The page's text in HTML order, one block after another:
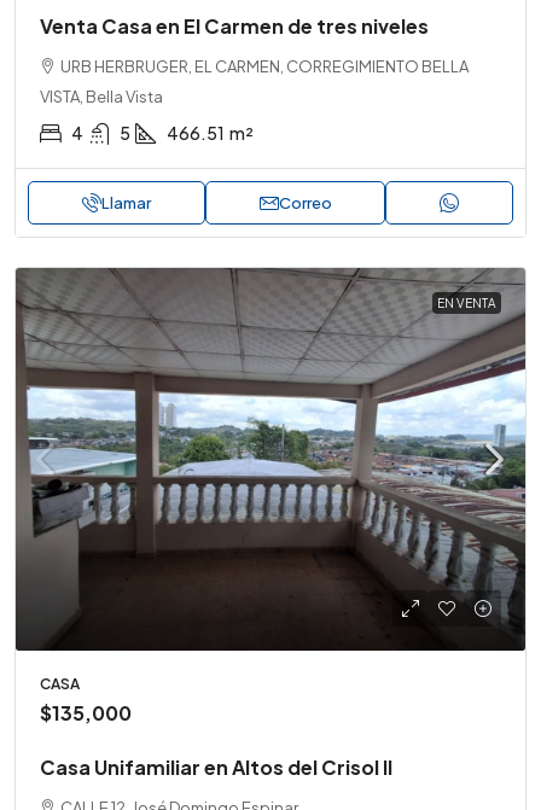
Venta Casa en El Carmen de tres niveles
URB HERBRUGER, EL CARMEN, CORREGIMIENTO BELLA
VISTA, Bella Vista
4 5 466.51 m²
Llamar Correo
EN VENTA
CASA
$135,000
Casa Unifamiliar en Altos del Crisol II